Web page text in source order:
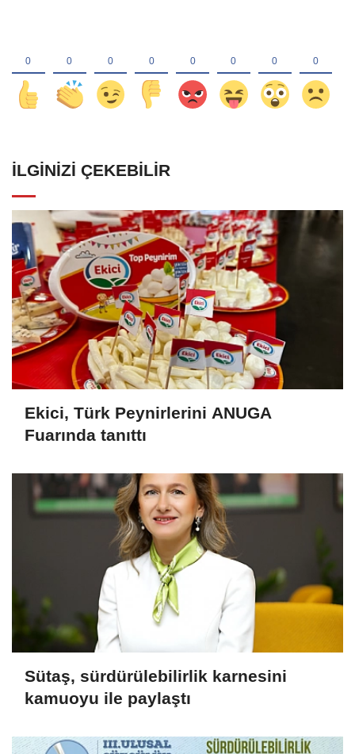
İLGINIZI ÇEKEBILIR
Ekici, Türk Peynirlerini ANUGA
Fuarında tanıttı
Sütaş, sürdürülebilirlik karnesini
kamuoyu ile paylaştı